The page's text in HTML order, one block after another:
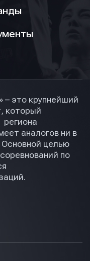
это крупнейший
который
региона
аналогов ни в
Основной целью
по